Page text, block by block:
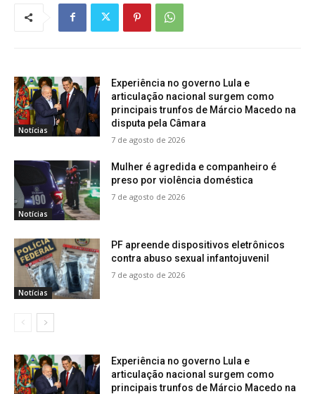
Notícias
Experiência no governo Lula e
articulação nacional surgem como
principais trunfos de Márcio Macedo na
disputa pela Câmara
7 de agosto de 2026
Notícias
Mulher é agredida e companheiro é
preso por violência doméstica
7 de agosto de 2026
Notícias
PF apreende dispositivos eletrônicos
contra abuso sexual infantojuvenil
7 de agosto de 2026
Experiência no governo Lula e
articulação nacional surgem como
principais trunfos de Márcio Macedo na